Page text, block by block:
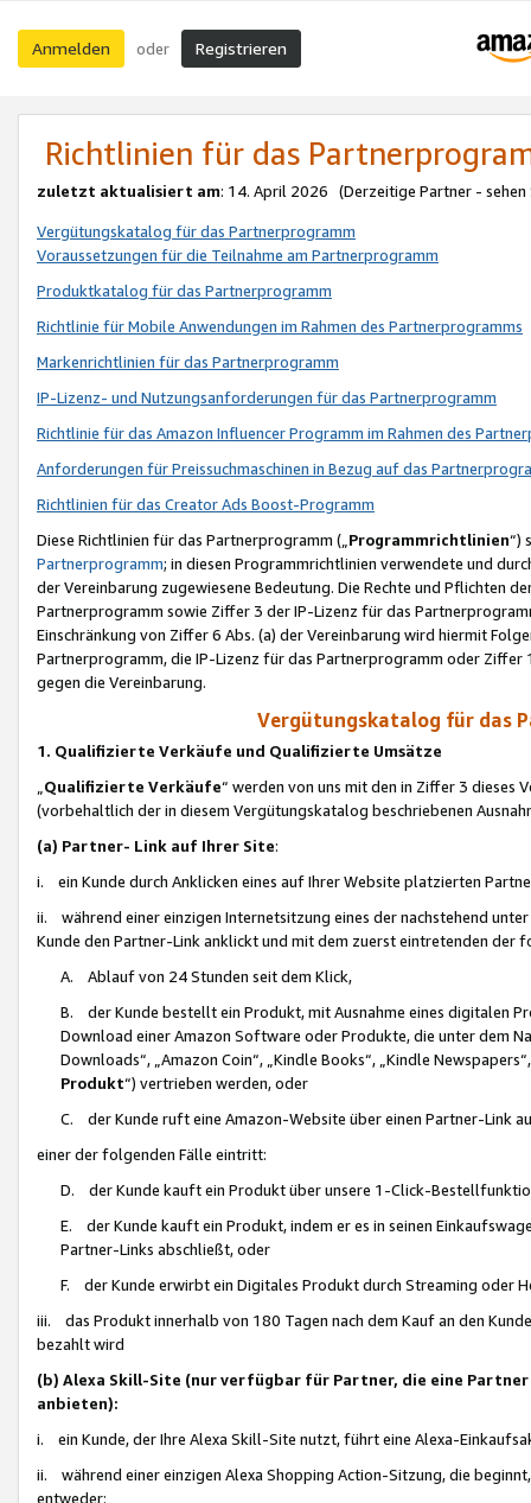
Anmelden oder Registrieren
Richtlinien für das
zuletzt aktualisiert am: 14. April 2026 (Derzeitige Partner - sehen
Vergütungskatalog für das Partnerprogramm
Voraussetzungen für die Teilnahme am Partnerprogramm
Produktkatalog für das Partnerprogramm
Richtlinie für Mobile Anwendungen im Rahmen des Partnerprogramms
Markenrichtlinien für das Partnerprogramm
IP-Lizenz- und Nutzungsanforderungen für das Partnerprogramm
Richtlinie für das Amazon Influencer Programm im Rahmen des
Anforderungen für Preissuchmaschinen in Bezug auf das
Richtlinien für das Creator Ads Boost-Programm
Diese Richtlinien für das Partnerprogramm („Programmrichtlinien“)
Partnerprogramm; in diesen Programmrichtlinien verwendete und
der Vereinbarung zugewiesene Bedeutung. Die Rechte und Pflichten
Partnerprogramm sowie Ziffer 3 der IP-Lizenz für das
Einschränkung von Ziffer 6 Abs. (a) der Vereinbarung wird hiermit
Partnerprogramm, die IP-Lizenz für das Partnerprogramm oder
gegen die Vereinbarung.
Vergütungskatalog für das
1. Qualifizierte Verkäufe und Qualifizierte Umsätze
Qualifizierte Verkäufe“ werden von uns mit den in Ziffer 3
(vorbehaltlich der in diesem Vergütungskatalog beschriebenen
(a) Partner- Link auf Ihrer Site:
i. ein Kunde durch Anklicken eines auf Ihrer Website platzierten
ii. während einer einzigen Internetsitzung eines der nachstehend
Kunde den Partner-Link anklickt und mit dem zuerst eintretenden der
A. Ablauf von 24 Stunden seit dem Klick,
B. der Kunde bestellt ein Produkt, mit Ausnahme eines digitalen
Download einer Amazon Software oder Produkte, die unter dem
Downloads“, „Amazon Coin“, „Kindle Books“, „Kindle
Produkt“) vertrieben werden, oder
C. der Kunde ruft eine Amazon-Website über einen Partner-Link
einer der folgenden Fälle eintritt:
D. der Kunde kauft ein Produkt über unsere 1-Click-
E. der Kunde kauft ein Produkt, indem er es in seinen
Partner-Links abschließt, oder
F. der Kunde erwirbt ein Digitales Produkt durch Streaming oder
iii. das Produkt innerhalb von 180 Tagen nach dem Kauf an den
bezahlt wird
(b) Alexa Skill-Site (nur verfügbar für Partner, die eine
anbieten):
i. ein Kunde, der Ihre Alexa Skill-Site nutzt, führt eine Alexa-
ii. während einer einzigen Alexa Shopping Action-Sitzung, die
entweder: